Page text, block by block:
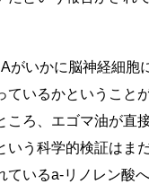
がいかに脳神経細胞
ているかということ
ころ、エゴマ油が直
いう科学的検証はま
ているa-リノレン酸